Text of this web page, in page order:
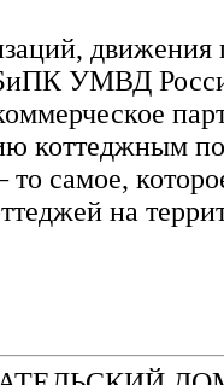
движения
УМВД
коттеджным
самое,
на